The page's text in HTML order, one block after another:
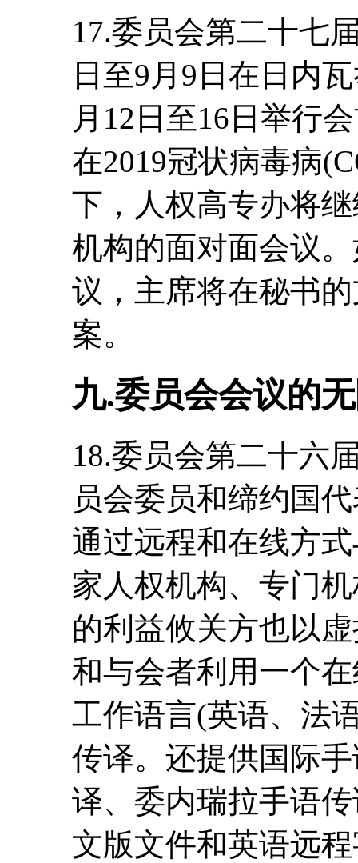
17.委员会第二十七
日至9月9日在日内
月12日至16日举行
在2019冠状病毒病
下，人权高专办将
机构的面对面会议
议，主席将在秘书
案。
九.委员会会议的
18.委员会第二十六
员会委员和缔约国
通过远程和在线方
家人权机构、专门
的利益攸关方也以
和与会者利用一个
工作语言(英语、法
传译。还提供国际
译、委内瑞拉手语
文版文件和英语远